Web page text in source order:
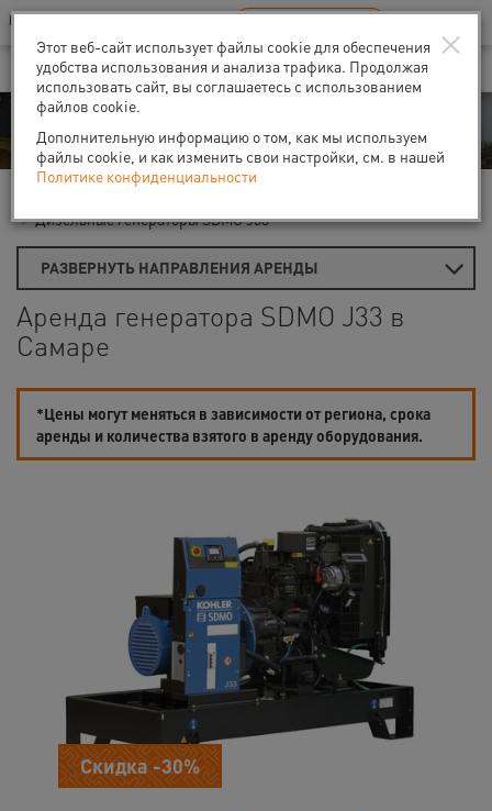
Ваш город:Самара
В Вашем регионе нет наших офисов RU EN
Аренда
Дизельные генераторы SDMO J33
РАЗВЕРНУТЬ НАПРАВЛЕНИЯ АРЕНДЫ
Аренда генератора SDMO J33 в
Самаре
*Цены могут меняться в зависимости от региона, срока
аренды и количества взятого в аренду оборудования.
Скидка -30%
×
Этот веб-сайт использует файлы cookie для обеспечения
удобства использования и анализа трафика. Продолжая
использовать сайт, вы соглашаетесь с использованием
файлов cookie.
Дополнительную информацию о том, как мы используем
файлы cookie, и как изменить свои настройки, см. в нашей
Политике конфиденциальности